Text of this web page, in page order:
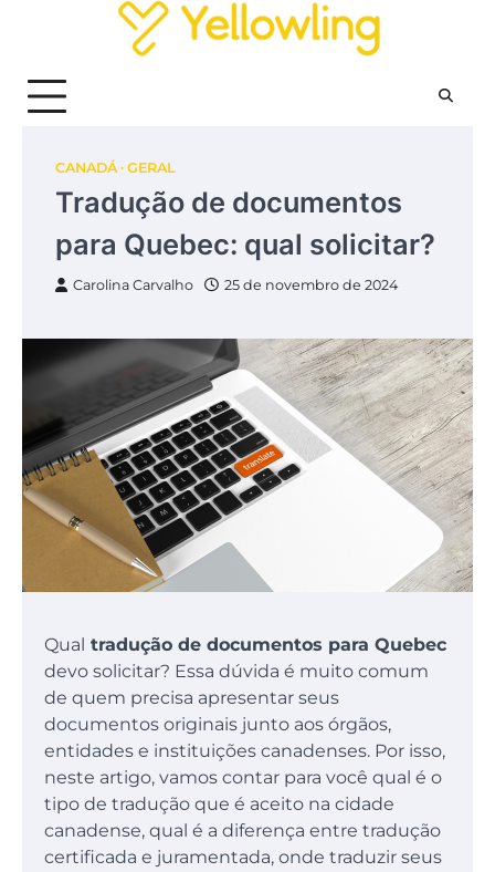
CANADÁ GERAL
Tradução de documentos
para Quebec: qual solicitar?
Carolina Carvalho 25 de novembro de 2024
Qual tradução de documentos para Quebec
devo solicitar? Essa dúvida é muito comum
de quem precisa apresentar seus
documentos originais junto aos órgãos,
entidades e instituições canadenses. Por isso,
neste artigo, vamos contar para você qual é o
tipo de tradução que é aceito na cidade
canadense, qual é a diferença entre tradução
certificada e juramentada, onde traduzir seus